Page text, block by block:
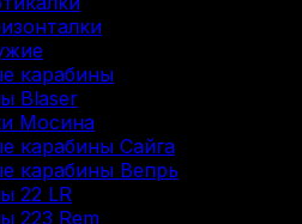
карабины
Blaser
Мосина
карабины Сайга
карабины Вепрь
22 LR
223 Rem